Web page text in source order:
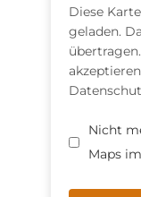
Diese
geladen.
Nicht
Maps